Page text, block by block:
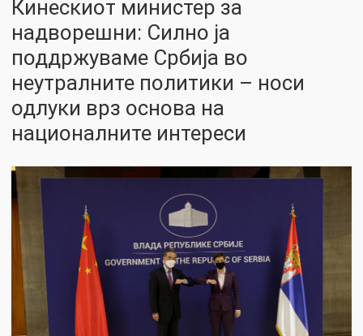
Кинескиот министер за
надворешни: Силно ја
поддржуваме Србија во
неутралните политики – носи
одлуки врз основа на
националните интереси